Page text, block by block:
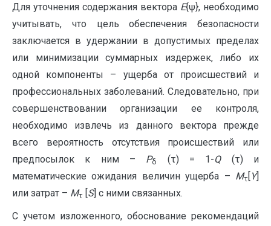
Для уточнения содержания вектора E{ψ}, необходимо
учитывать, что цель обеспечения безопасности
заключается в удержании в допустимых пределах
или минимизации суммарных издержек, либо их
одной компоненты – ущерба от происшествий и
профессиональных заболеваний. Следовательно, при
совершенствовании организации ее контроля,
необходимо извлечь из данного вектора прежде
всего вероятность отсутствия происшествий или
предпосылок к ним – Pδ (τ) = 1-Q(τ) и
математические ожидания величин ущерба – Mτ[Y]
или затрат – Mτ [S] с ними связанных.
С учетом изложенного, обоснование рекомендаций